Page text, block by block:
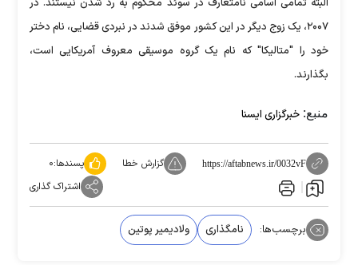
البته تمامی اسامی نامتعارف در سوئد محکوم به رد شدن نیستند. در
۲۰۰۷، یک زوج دیگر در این کشور موفق شدند در نبردی قضایی،‌ نام دختر
خود را "متالیکا" که نام یک گروه موسیقی معروف آمریکایی است،
بگذارند.
منبع: خبرگزاری ایسنا
https://aftabnews.ir/0032vF گزارش خطا پسندها:۰
اشتراک گذاری
برچسب‌ها: نامگذاری ولادیمیر پوتین